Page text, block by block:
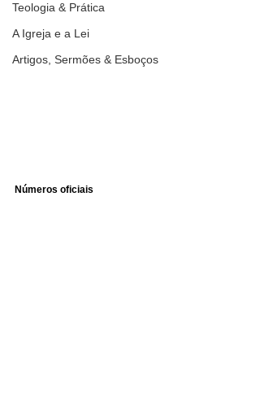
Teologia & Prática
A Igreja e a Lei
Artigos, Sermões & Esboços
Números oficiais